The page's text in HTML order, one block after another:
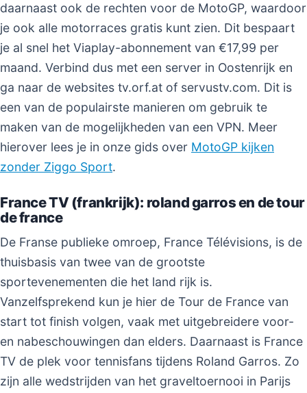
daarnaast ook de rechten voor de MotoGP, waardoor
je ook alle motorraces gratis kunt zien. Dit bespaart
je al snel het Viaplay-abonnement van €17,99 per
maand. Verbind dus met een server in Oostenrijk en
ga naar de websites tv.orf.at of servustv.com. Dit is
een van de populairste manieren om gebruik te
maken van de mogelijkheden van een VPN. Meer
hierover lees je in onze gids over MotoGP kijken
zonder Ziggo Sport.
France TV (frankrijk): roland garros en de tour
de france
De Franse publieke omroep, France Télévisions, is de
thuisbasis van twee van de grootste
sportevenementen die het land rijk is.
Vanzelfsprekend kun je hier de Tour de France van
start tot finish volgen, vaak met uitgebreidere voor-
en nabeschouwingen dan elders. Daarnaast is France
TV de plek voor tennisfans tijdens Roland Garros. Zo
zijn alle wedstrijden van het graveltoernooi in Parijs